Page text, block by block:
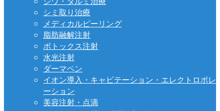
シミ取り治療
メディカルピーリング
脂肪融解注射
ボトックス注射
水光注射
ダーマペン
イオン導入・キャビテーション・エレクトロポレ
ーション
美容注射・点滴